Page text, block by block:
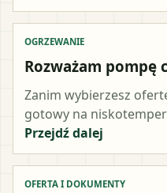
OGRZEWANIE
Rozważam pompę
Zanim wybierzesz
gotowy na
Przejdź dalej
OFERTA I DOKUMENTY